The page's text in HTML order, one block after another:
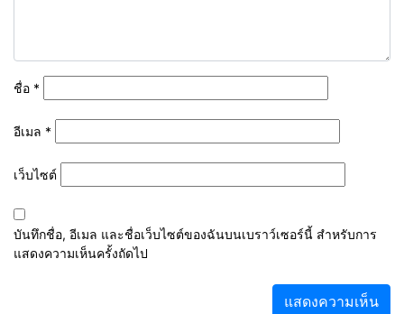
ชื่อ *
อีเมล *
เว็บไซต์
บันทึกชื่อ, อีเมล และชื่อเว็บไซต์ของฉันบนเบราว์เซอร์นี้ สำหรับการ
แสดงความเห็นครั้งถัดไป